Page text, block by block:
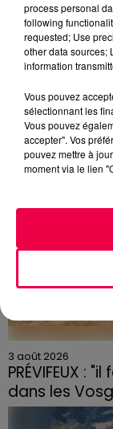
5 août 2026
Des
excès de
céramique
3 août 2026
PRÉVIFEUX :
dans les
process personal
following
requested; Use
other data sources;
information
Vous pouvez
sélectionnant les
Vous pouvez
accepter". Vos
pouvez mettre à
moment via le lien